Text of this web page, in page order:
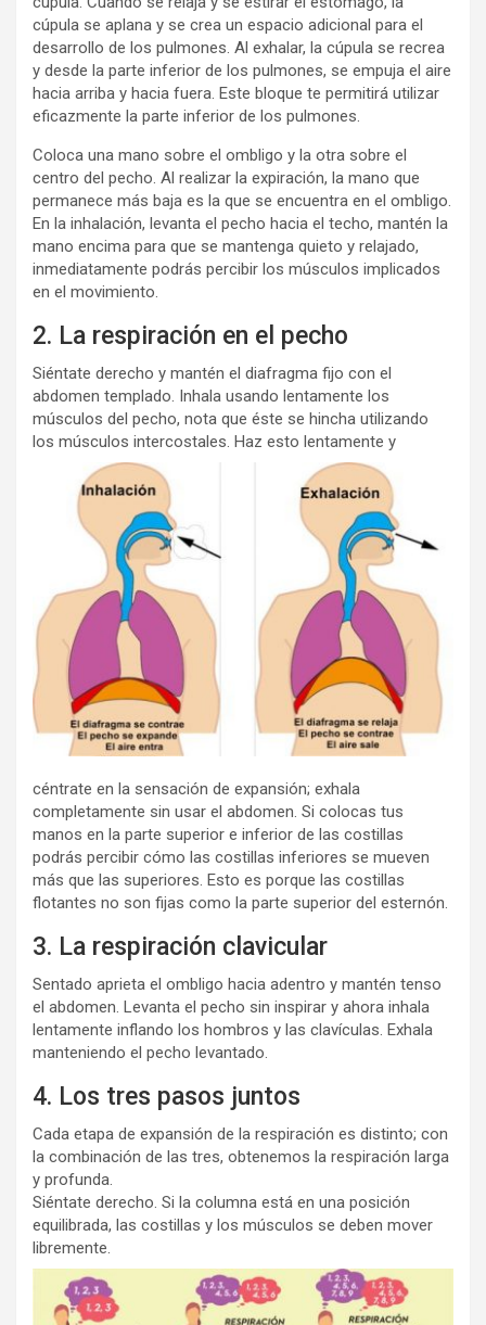
cúpula se aplana y se crea un espacio adicional para el
desarrollo de los pulmones. Al exhalar, la cúpula se recrea
y desde la parte inferior de los pulmones, se empuja el aire
hacia arriba y hacia fuera. Este bloque te permitirá utilizar
eficazmente la parte inferior de los pulmones.
Coloca una mano sobre el ombligo y la otra sobre el
centro del pecho. Al realizar la expiración, la mano que
permanece más baja es la que se encuentra en el ombligo.
En la inhalación, levanta el pecho hacia el techo, mantén la
mano encima para que se mantenga quieto y relajado,
inmediatamente podrás percibir los músculos implicados
en el movimiento.
2. La respiración en el pecho
Siéntate derecho y mantén el diafragma fijo con el
abdomen templado. Inhala usando lentamente los
músculos del pecho, nota que éste se hincha utilizando
los músculos intercostales. Haz esto lentamente y
céntrate en la sensación de expansión; exhala
completamente sin usar el abdomen. Si colocas tus
manos en la parte superior e inferior de las costillas
podrás percibir cómo las costillas inferiores se mueven
más que las superiores. Esto es porque las costillas
flotantes no son fijas como la parte superior del esternón.
3. La respiración clavicular
Sentado aprieta el ombligo hacia adentro y mantén tenso
el abdomen. Levanta el pecho sin inspirar y ahora inhala
lentamente inflando los hombros y las clavículas. Exhala
manteniendo el pecho levantado.
4. Los tres pasos juntos
Cada etapa de expansión de la respiración es distinto; con
la combinación de las tres, obtenemos la respiración larga
y profunda.
Siéntate derecho. Si la columna está en una posición
equilibrada, las costillas y los músculos se deben mover
libremente.